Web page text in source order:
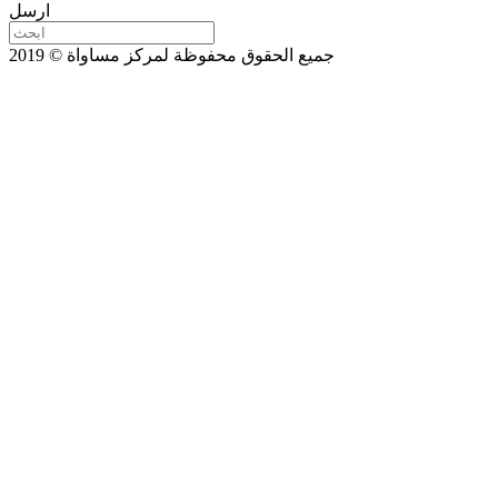
ارسل
جميع الحقوق محفوظة لمركز مساواة © 2019